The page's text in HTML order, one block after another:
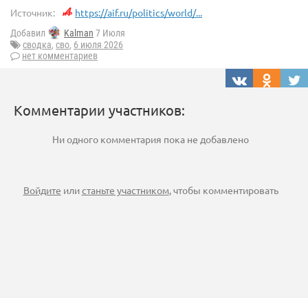
Источник: https://aif.ru/politics/world/...
Добавил Kalman 7 Июля
сводка, сво, 6 июля 2026
нет комментариев
Комментарии участников:
Ни одного комментария пока не добавлено
Войдите илистаньте участником, чтобы комментировать